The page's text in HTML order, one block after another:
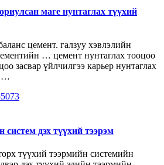
маге нунтаглах түүхий
цемент. галзуу хэвлэлийн
… цемент нунтаглах тооцоо
засвар үйлчилгээ карьер нунтаглах
…
систем дэх түүхий тээрэм
түүхий тээрмийн системийн